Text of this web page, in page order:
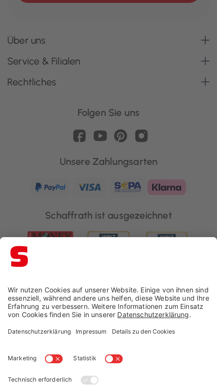
Über uns
Service & Filialen
Rechtliches
Folgen Sie uns
Unsere Zahlungsarten
Schaffrath ist ausgezeichnet